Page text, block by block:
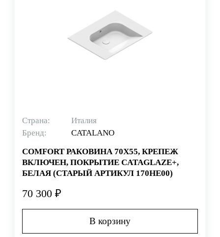
Страна:
Италия
Бренд:
CATALANO
COMFORT РАКОВИНА 70Х55, КРЕПЕЖ
ВКЛЮЧЕН, ПОКРЫТИЕ CATAGLAZE+,
БЕЛАЯ (СТАРЫЙ АРТИКУЛ 170HE00)
70 300 ₽
В корзину